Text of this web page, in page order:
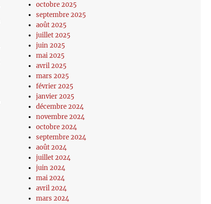
octobre 2025
septembre 2025
août 2025
juillet 2025
juin 2025
mai 2025
avril 2025
mars 2025
février 2025
janvier 2025
décembre 2024
novembre 2024
octobre 2024
septembre 2024
août 2024
juillet 2024
juin 2024
mai 2024
avril 2024
mars 2024